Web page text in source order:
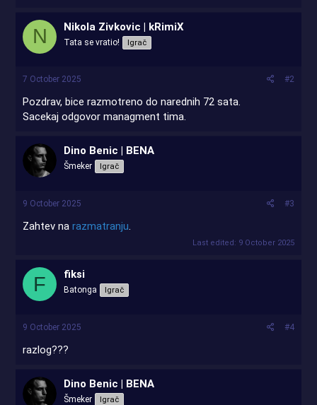
N Nikola Zivkovic | kRimiX
Tata se vratio! Igrač
7 October 2025 #2
Pozdrav, bice razmotreno do narednih 72 sata.
Sacekaj odgovor managment tima.
Dino Benic | BENA
Šmeker Igrač
9 October 2025 #3
Zahtev narazmatranju.
Last edited: 9 October 2025
F fiksi
Batonga Igrač
9 October 2025 #4
razlog???
Dino Benic | BENA
Šmeker Igrač